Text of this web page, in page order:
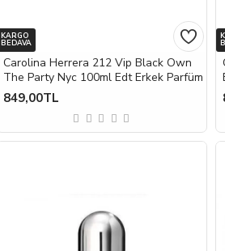
KARGO
BEDAVA
Carolina Herrera 212 Vip Black Own
The Party Nyc 100ml Edt Erkek Parfüm
849,00TL